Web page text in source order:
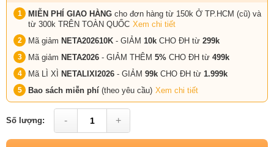
MIỄN PHÍ GIAO HÀNG cho đơn hàng từ 150k Ở TP.HCM (cũ) và
từ 300k TRÊN TOÀN QUỐC Xem chi tiết
Mã giảm NETA202610K - GIẢM 10k CHO ĐH từ 299k
Mã giảm NETA2026 - GIẢM THÊM 5% CHO ĐH từ 499k
Mã LÌ XÌ NETALIXI2026 - GIẢM 99k CHO ĐH từ 1.999k
Bao sách miễn phí (theo yêu cầu) Xem chi tiết
Số lượng: - +